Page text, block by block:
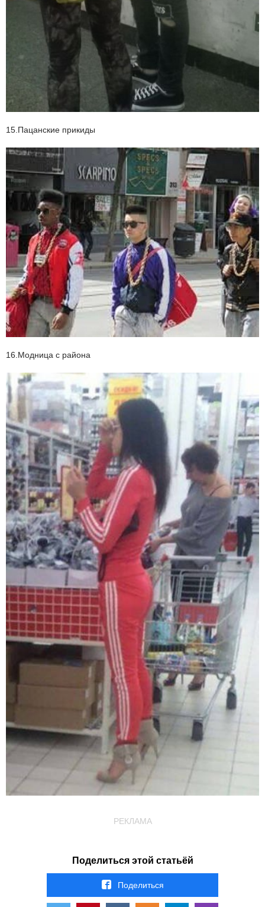
15.Пацанские прикиды
16.Модница с района
РЕКЛАМА
Поделиться этой статьёй
Поделиться